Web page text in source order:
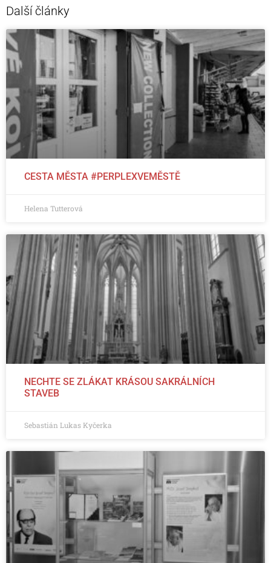
Další články
CESTA MĚSTA #PERPLEXVEMĚSTĚ
Helena Tutterová
NECHTE SE ZLÁKAT KRÁSOU SAKRÁLNÍCH
STAVEB
Sebastián Lukas Kyčerka